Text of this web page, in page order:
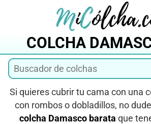
COLCHA
Si quieres cubrir tu cama con una
con rombos o dobladillos, no
colcha Damasco barata que